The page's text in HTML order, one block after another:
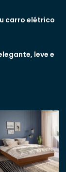
carro elétrico
leve e